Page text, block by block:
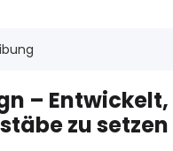
–
zu setzen